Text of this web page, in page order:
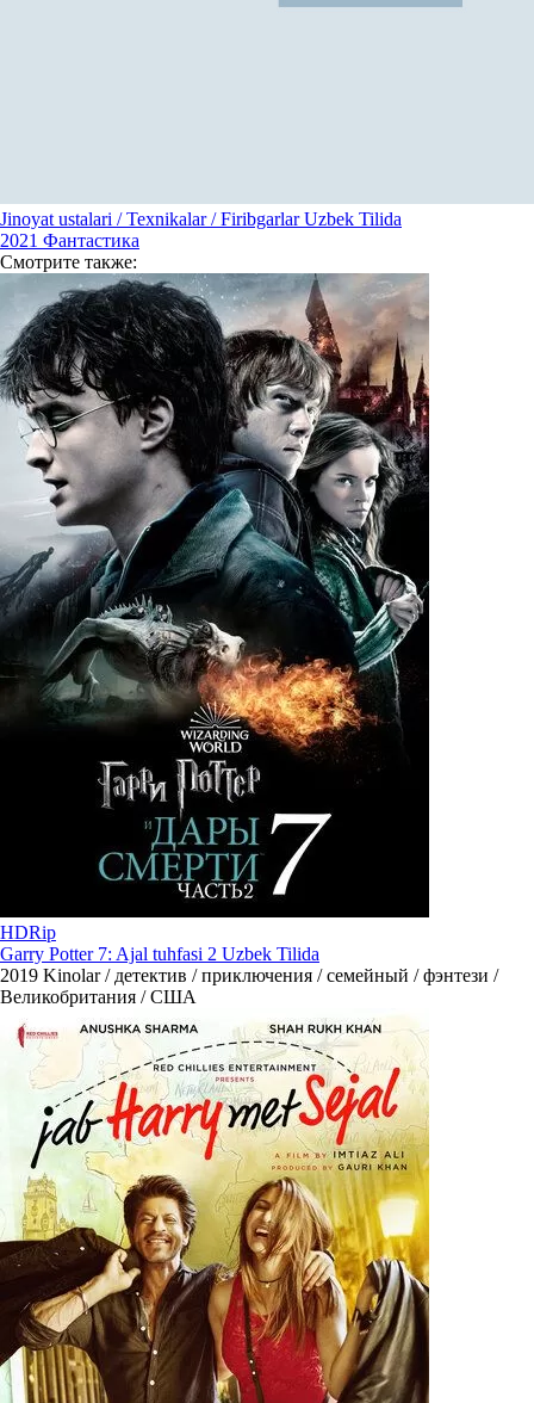
Jinoyat ustalari / Texnikalar / Firibgarlar Uzbek Tilida
2021 Фантастика
Смотрите также:
HDRip
Garry Potter 7: Ajal tuhfasi 2 Uzbek Tilida
2019 Kinolar / детектив / приключения / семейный / фэнтези /
Великобритания / США